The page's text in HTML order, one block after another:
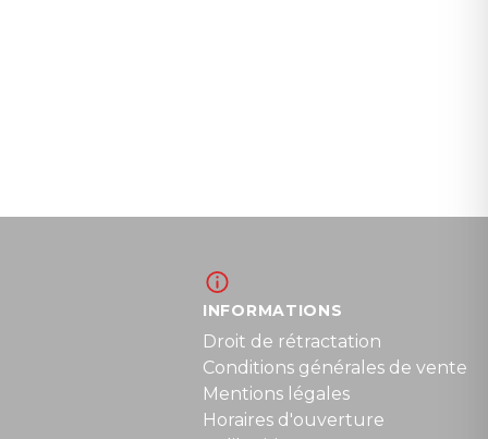
INFORMATIONS
Droit de rétractation
Conditions générales de vente
Mentions légales
Horaires d'ouverture